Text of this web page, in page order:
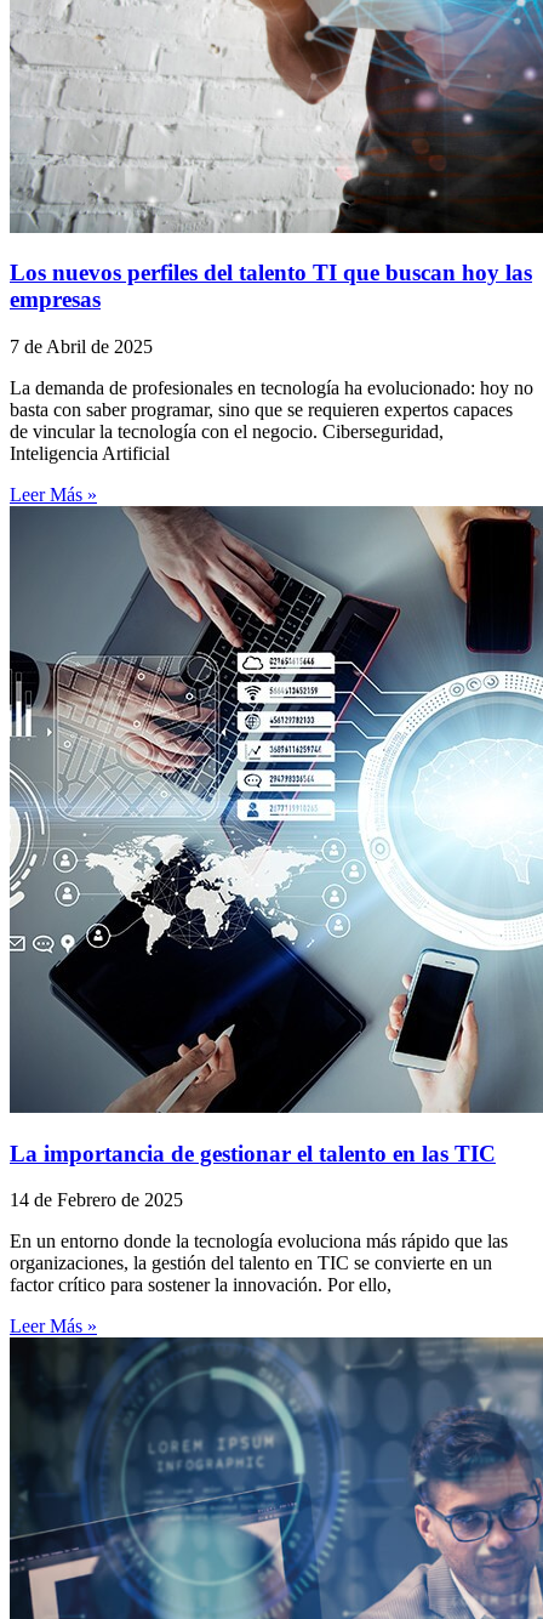
Los nuevos perfiles del talento TI que buscan hoy las
empresas
7 de Abril de 2025
La demanda de profesionales en tecnología ha evolucionado: hoy no
basta con saber programar, sino que se requieren expertos capaces
de vincular la tecnología con el negocio. Ciberseguridad,
Inteligencia Artificial
Leer Más »
La importancia de gestionar el talento en las TIC
14 de Febrero de 2025
En un entorno donde la tecnología evoluciona más rápido que las
organizaciones, la gestión del talento en TIC se convierte en un
factor crítico para sostener la innovación. Por ello,
Leer Más »